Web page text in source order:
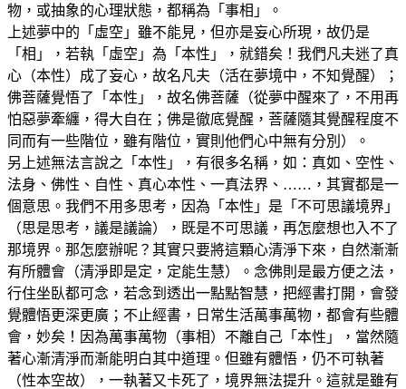
物，或抽象的心理狀態，都稱為「事相」。
上述夢中的「虛空」雖不能見，但亦是妄心所現，故仍是
「相」，若執「虛空」為「本性」，就錯矣！我們凡夫迷了真
心（本性）成了妄心，故名凡夫（活在夢境中，不知覺醒）；
佛菩薩覺悟了「本性」，故名佛菩薩（從夢中醒來了，不用再
怕惡夢牽纏，得大自在；佛是徹底覺醒，菩薩隨其覺醒程度不
同而有一些階位，雖有階位，實則他們心中無有分別）。
另上述無法言說之「本性」，有很多名稱，如：真如、空性、
法身、佛性、自性、真心本性、一真法界、……，其實都是一
個意思。我們不用多思考，因為「本性」是「不可思議境界」
（思是思考，議是議論），既是不可思議，再怎麼想也入不了
那境界。那怎麼辦呢？其實只要將這顆心清淨下來，自然漸漸
有所體會（清淨即是定，定能生慧）。念佛則是最方便之法，
行住坐臥都可念，若念到透出一點點智慧，把經書打開，會發
覺體悟更深更廣；不止經書，日常生活萬事萬物，都會有些體
會，妙矣！因為萬事萬物（事相）不離自己「本性」，當然隨
著心漸清淨而漸能明白其中道理。但雖有體悟，仍不可執著
（性本空故），一執著又卡死了，境界無法提升。這就是雖有